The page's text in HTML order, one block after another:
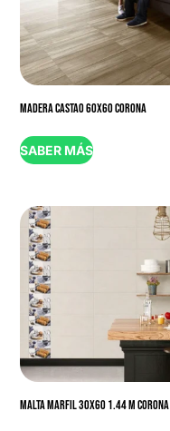
MADERA CASTAO 60X60 CORONA
SABER MÁS
MALTA MARFIL 30X60 1.44 M CORONA